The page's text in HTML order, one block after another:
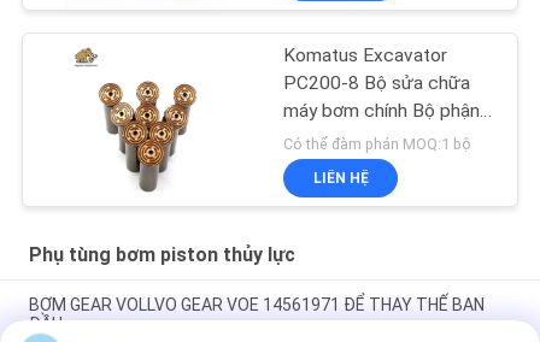
Komatus Excavator
PC200-8 Bộ sửa chữa
máy bơm chính Bộ phận
máy bơm thủy lực Máy
bơm piston Dịch vụ sửa
chữa bảo trì
Có thể đàm phán MOQ:1 bộ
LIÊN HỆ
Phụ tùng bơm piston thủy lực
BƠM GEAR VOLLVO GEAR VOE 14561971 ĐỂ THAY THẾ BAN
ĐẦU